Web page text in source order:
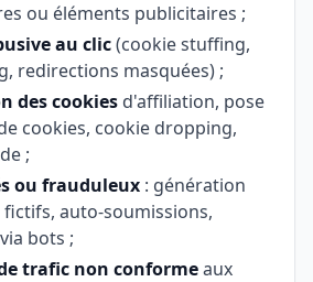
ou éléments publicitaires ;
au clic(cookie stuffing,
redirections masquées) ;
des cookies d'affiliation, pose
cookies, cookie dropping,
;
ou frauduleux : génération
auto-soumissions,
bots ;
trafic non conformeaux